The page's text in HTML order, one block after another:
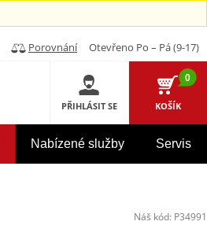
Porovnání Otevřeno Po – Pá (9-17)
PŘIHLÁSIT SE
0
KOŠÍK
Nabízené služby Servis
Náš kód: P34991